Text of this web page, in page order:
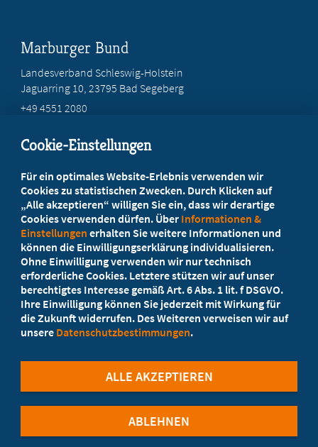
Marburger Bund
Landesverband Schleswig-Holstein
Jaguarring 10, 23795 Bad Segeberg
+49 4551 2080
Ihr Landesverband berät Sie!
Ansprechpartner
Werden Sie jetzt Mitglied
5 Vorteile einer MB-Mitgliedschaft
Cookie-Einstellungen
Für ein optimales Website-Erlebnis verwenden wir
Cookies zu statistischen Zwecken. Durch Klicken auf
„Alle akzeptieren“ willigen Sie ein, dass wir derartige
Cookies verwenden dürfen. Über Informationen &
Einstellungen erhalten Sie weitere Informationen und
können die Einwilligungserklärung individualisieren.
Ohne Einwilligung verwenden wir nur technisch
erforderliche Cookies. Letztere stützen wir auf unser
berechtigtes Interesse gemäß Art. 6 Abs. 1 lit. f DSGVO.
Ihre Einwilligung können Sie jederzeit mit Wirkung für
die Zukunft widerrufen. Des Weiteren verweisen wir auf
unsere Datenschutzbestimmungen.
ABLEHNEN
ALLE AKZEPTIEREN